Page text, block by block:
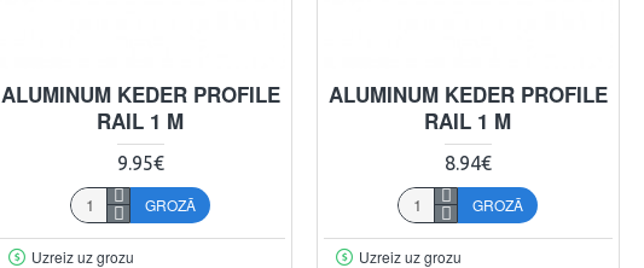
ALUMINUM KEDER PROFILE
RAIL 1 M
9.95€
GROZĀ
Uzreiz uz grozu
ALUMINUM KEDER PROFILE
RAIL 1 M
8.94€
GROZĀ
Uzreiz uz grozu